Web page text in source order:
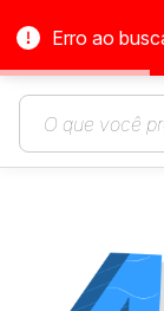
Erro ao